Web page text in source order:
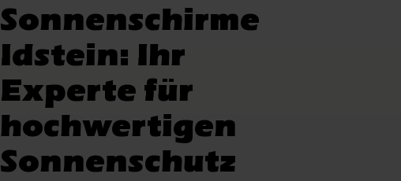
Sonnenschirme
Idstein: Ihr
Experte für
hochwertigen
Sonnenschutz